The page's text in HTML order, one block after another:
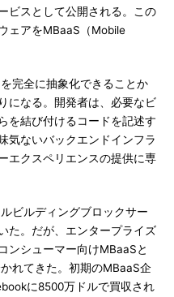
ビスとして公開される。この
ェアをMBaaS（Mobile
完全に抽象化できることか
になる。開発者は、必要なビ
を結び付けるコードを記述す
気ないバックエンドインフラ
エクスペリエンスの提供に専
ビルディングブロックサー
た。だが、エンタープライズ
ンシューマー向けMBaaSと
れてきた。初期のMBaaS企
に8500万ドルで買収され